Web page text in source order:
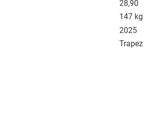
28,90
147 kg
2025
Trapez